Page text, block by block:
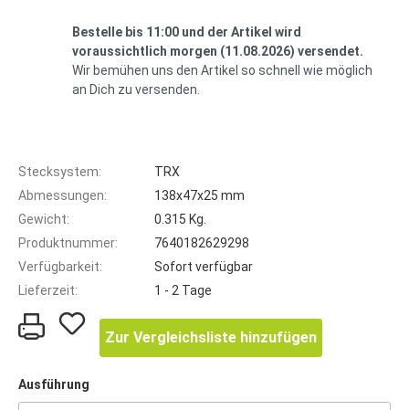
Bestelle bis 11:00 und der Artikel wird
voraussichtlich morgen (11.08.2026) versendet.
Wir bemühen uns den Artikel so schnell wie möglich
an Dich zu versenden.
Stecksystem:
TRX
Abmessungen:
138x47x25 mm
Gewicht:
0.315 Kg.
Produktnummer:
7640182629298
Verfügbarkeit:
Sofort verfügbar
Lieferzeit:
1 - 2 Tage
Zur Vergleichsliste hinzufügen
Ausführung